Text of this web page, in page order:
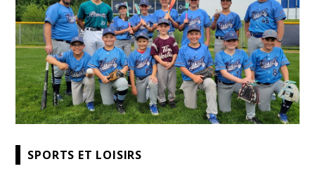
SPORTS ET LOISIRS